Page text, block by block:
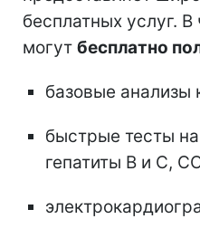
бесплатных услуг.
могут бесплатно
базовые анализы
быстрые тесты
гепатиты B и C,